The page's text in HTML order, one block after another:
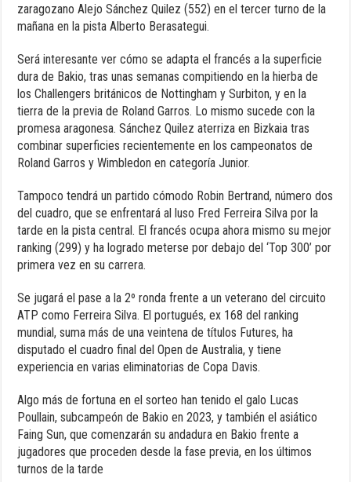
zaragozano Alejo Sánchez Quilez (552) en el tercer turno de la
mañana en la pista Alberto Berasategui.
Será interesante ver cómo se adapta el francés a la superficie
dura de Bakio, tras unas semanas compitiendo en la hierba de
los Challengers británicos de Nottingham y Surbiton, y en la
tierra de la previa de Roland Garros. Lo mismo sucede con la
promesa aragonesa. Sánchez Quilez aterriza en Bizkaia tras
combinar superficies recientemente en los campeonatos de
Roland Garros y Wimbledon en categoría Junior.
Tampoco tendrá un partido cómodo Robin Bertrand, número dos
del cuadro, que se enfrentará al luso Fred Ferreira Silva por la
tarde en la pista central. El francés ocupa ahora mismo su mejor
ranking (299) y ha logrado meterse por debajo del ‘Top 300’ por
primera vez en su carrera.
Se jugará el pase a la 2º ronda frente a un veterano del circuito
ATP como Ferreira Silva. El portugués, ex 168 del ranking
mundial, suma más de una veintena de títulos Futures, ha
disputado el cuadro final del Open de Australia, y tiene
experiencia en varias eliminatorias de Copa Davis.
Algo más de fortuna en el sorteo han tenido el galo Lucas
Poullain, subcampeón de Bakio en 2023, y también el asiático
Faing Sun, que comenzarán su andadura en Bakio frente a
jugadores que proceden desde la fase previa, en los últimos
turnos de la tarde